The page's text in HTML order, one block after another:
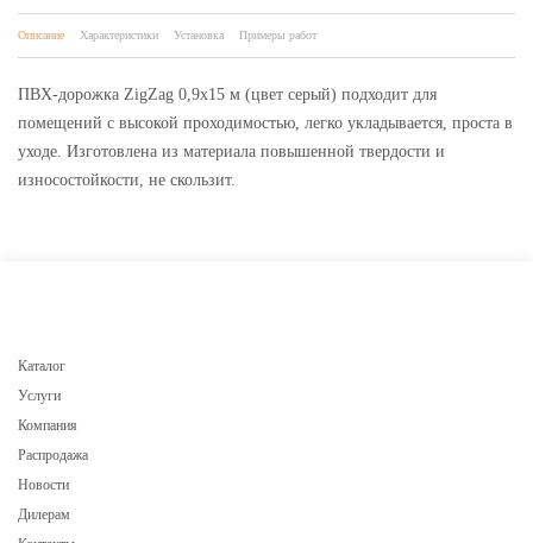
Описание Характеристики Установка Примеры работ
ПВХ-дорожка ZigZag 0,9х15 м (цвет серый) подходит для
помещений с высокой проходимостью, легко укладывается, проста в
уходе. Изготовлена из материала повышенной твердости и
износостойкости, не скользит.
Каталог
Услуги
Компания
Распродажа
Новости
Дилерам